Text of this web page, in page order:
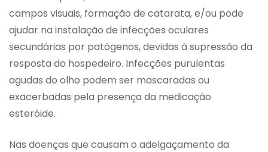
campos visuais, formação de catarata, e/ou pode
ajudar na instalação de infecções oculares
secundárias por patógenos, devidas à supressão da
resposta do hospedeiro. Infecções purulentas
agudas do olho podem ser mascaradas ou
exacerbadas pela presença da medicação
esteróide.
Nas doenças que causam o adelgaçamento da